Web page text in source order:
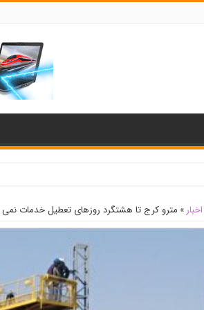
اخبار » مترو کرج تا هشتگرد روزهای تعطیل خدمات